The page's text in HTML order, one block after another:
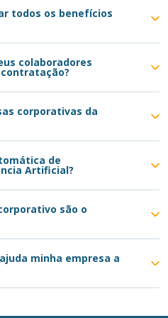
todos os benefícios
colaboradores
corporativas da
de
Artificial?
são o
minha empresa a